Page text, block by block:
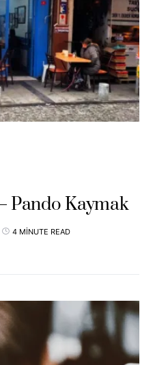
Pando Kaymak
4 MINUTE READ